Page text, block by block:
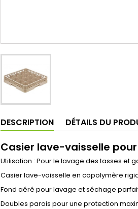
DESCRIPTION DÉTAILS DU
Casier lave-vaisselle
Utilisation : Pour le lavage des tasses et
Casier lave-vaisselle en copolymère
Fond aéré pour lavage et séchage
Doubles parois pour une protection